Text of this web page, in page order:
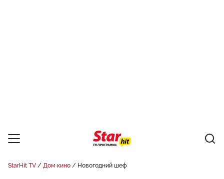
StarHit TV Дом кино Новогодний шеф